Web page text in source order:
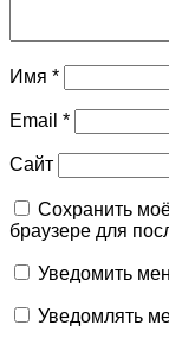
Имя *
Email *
Сайт
Сохранить
браузере для
Уведомить
Уведомлять